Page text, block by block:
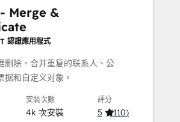
Merge &
認證應用程式
删除。合并重复的联系人、公
据和自定义对象。
安裝次數
4k 次安裝
評分
5 (110)